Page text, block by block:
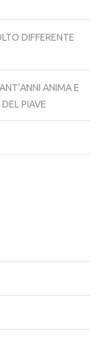
DIFFERENTE
ANIMA E
PIAVE